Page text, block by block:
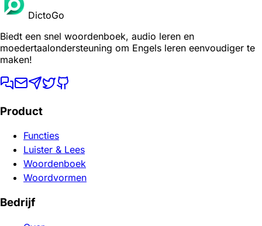
DictoGo
Biedt een snel woordenboek, audio leren en
moedertaalondersteuning om Engels leren eenvoudiger te
maken!
Product
Functies
Luister & Lees
Woordenboek
Woordvormen
Bedrijf